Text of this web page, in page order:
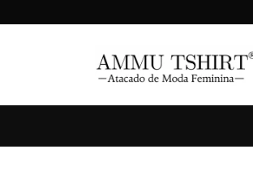
AMMU TSHIRT
Compre no Atacado com